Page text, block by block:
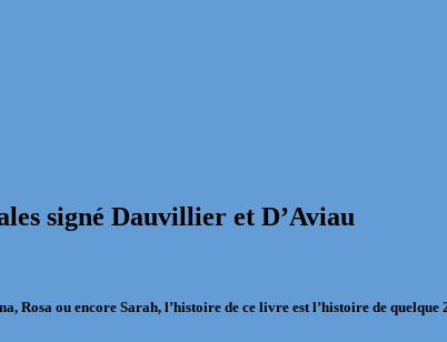
signé Dauvillier et D’Aviau
ou encore Sarah, l’histoire de ce livre est l’histoire de